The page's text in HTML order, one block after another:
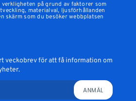
verkligheten på grund av faktorer som
materialval, ljusförhållanden
skärm som du besöker webbplatsen
veckobrev för att få information om
ANMÄL